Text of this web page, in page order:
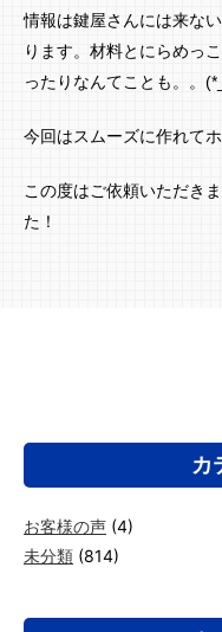
情報は鍵屋さんには来な
ります。材料とにらめっ
ったりなんてことも。。
今回はスムーズに作れて
この度はご依頼いただき
た！
カ
お客様の声 (4)
未分類 (814)